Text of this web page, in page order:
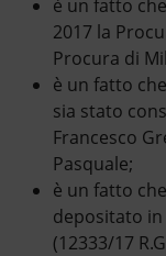
è un fatto
2017 la
Procura di
è un fatto
sia stato
Francesco
Pasquale;
è un fatto
depositato
(12333/17